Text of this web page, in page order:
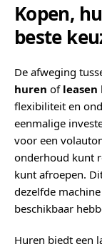
Kopen,
beste
De afweging
huren of leasen
flexibiliteit en
eenmalige
voor een
onderhoud kunt
kunt afroepen.
dezelfde
beschikbaar
Huren biedt een